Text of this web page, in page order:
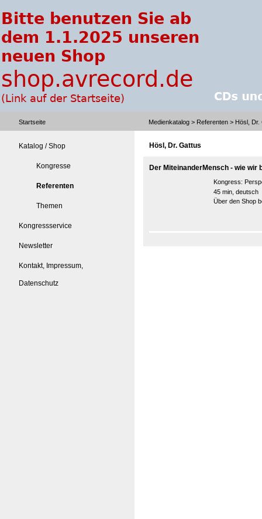
Startseite Medienkatalog > Referenten > Hösl, Dr.
Katalog / Shop
Kongresse
Referenten
Themen
Kongressservice
Newsletter
Kontakt, Impressum,
Datenschutz
Hösl, Dr. Gattus
Der MiteinanderMensch - wie wir
Kongress:
45 min, deutsch
Über den Shop